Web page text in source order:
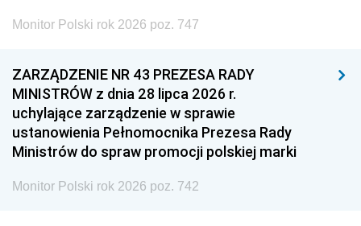
Monitor Polski rok 2026 poz. 747
ZARZĄDZENIE NR 43 PREZESA RADY
MINISTRÓW z dnia 28 lipca 2026 r.
uchylające zarządzenie w sprawie
ustanowienia Pełnomocnika Prezesa Rady
Ministrów do spraw promocji polskiej marki
Monitor Polski rok 2026 poz. 742